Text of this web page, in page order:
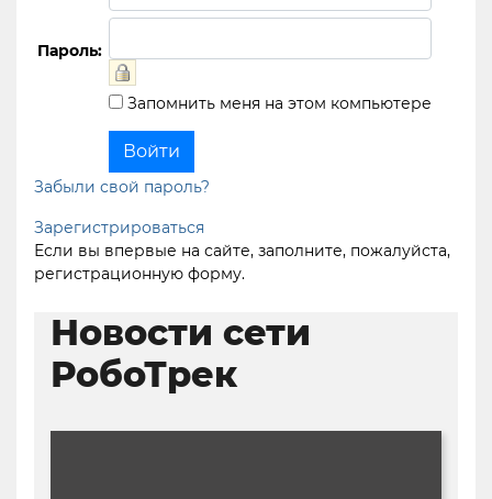
Пароль:
Запомнить меня на этом компьютере
Забыли свой пароль?
Зарегистрироваться
Если вы впервые на сайте, заполните, пожалуйста,
регистрационную форму.
Новости сети
РобоТрек